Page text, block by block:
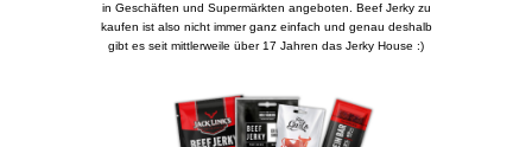
in Geschäften und Supermärkten angeboten. Beef Jerky zu
kaufen ist also nicht immer ganz einfach und genau deshalb
gibt es seit mittlerweile über 17 Jahren das Jerky House :)